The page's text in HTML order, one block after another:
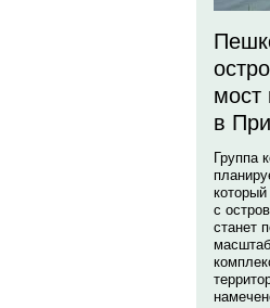
мост
в
Группа
с
станет